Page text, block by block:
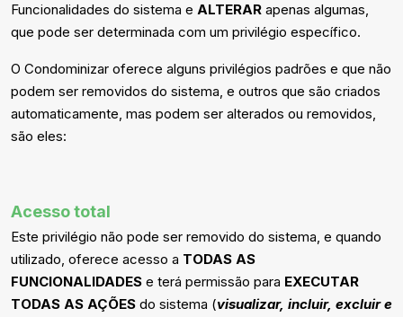
Funcionalidades do sistema e ALTERAR apenas algumas,
que pode ser determinada com um privilégio específico.
O Condominizar oferece alguns privilégios padrões e que não
podem ser removidos do sistema, e outros que são criados
automaticamente, mas podem ser alterados ou removidos,
são eles:
Acesso total
Este privilégio não pode ser removido do sistema, e quando
utilizado, oferece acesso a TODAS AS
FUNCIONALIDADES e terá permissão para EXECUTAR
TODAS AS AÇÕES do sistema (visualizar, incluir, excluir e